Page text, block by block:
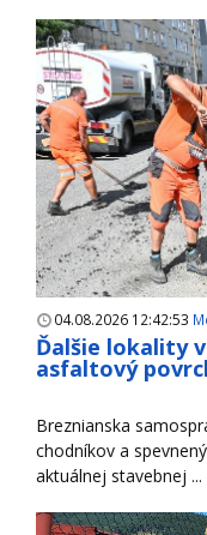
04.08.2026 12:42:53
Ďalšie lokality
asfaltový
Breznianska
chodníkov a
aktuálnej stavebnej ...